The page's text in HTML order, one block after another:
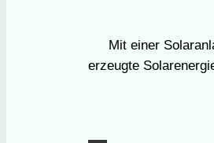
Mit einer
erzeugte